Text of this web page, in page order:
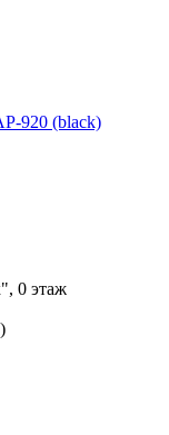
920 (black)
0 этаж